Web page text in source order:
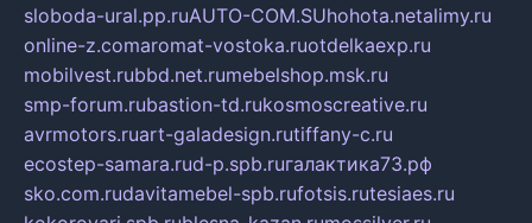
sloboda-ural.pp.ruAUTO-COM.SUhohota.netalimy.ru
online-z.comaromat-vostoka.ruotdelkaexp.ru
mobilvest.rubbd.net.rumebelshop.msk.ru
smp-forum.rubastion-td.rukosmoscreative.ru
avrmotors.ruart-galadesign.rutiffany-c.ru
ecostep-samara.rud-p.spb.ruгалактика73.рф
sko.com.rudavitamebel-spb.rufotsis.rutesiaes.ru